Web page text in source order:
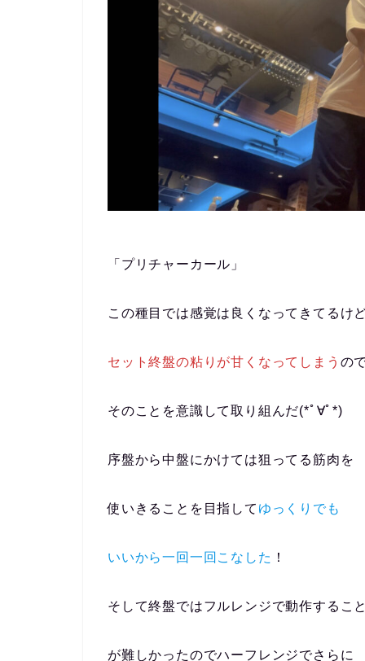
「プリチャーカール」
この種目では感覚は良くなってきてるけ
セット終盤の粘りが甘くなってしまう の
そのことを意識して取り組んだ(*ﾟ∀ﾟ*)
序盤から中盤にかけては狙ってる筋肉を
使いきることを目指して ゆっくりでも
いいから一回一回こなした ！
そして終盤ではフルレンジで動作すること
が難しかったのでハーフレンジでさらに